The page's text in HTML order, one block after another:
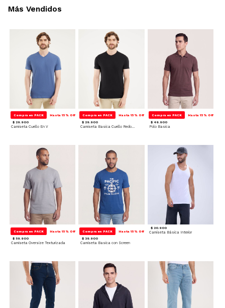
Compra en PACK Hasta 15% Off
$ 29.900
Camiseta Cuello En V
Compra en PACK Hasta 15% Off
$ 29.900
Camiseta Basica Cuello Redondo
Compra en PACK Hasta 15% Off
$ 49.900
Polo Basica
Compra en PACK Hasta 15% Off
$ 59.900
Camiseta Oversize Texturizada
Compra en PACK Hasta 15% Off
$ 39.900
Camiseta Basica con Screen
$ 20.900
Camiseta Básica Interior
Más Vendidos